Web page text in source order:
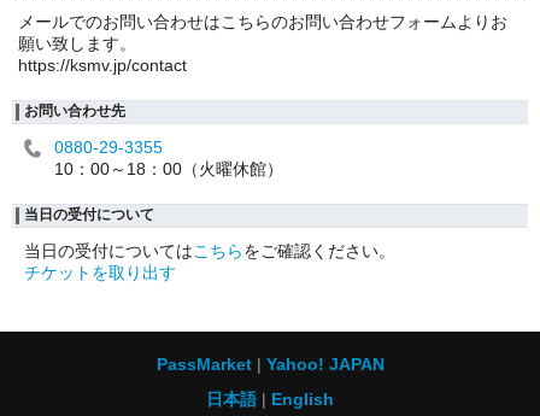
メールでのお問い合わせはこちらのお問い合わせフォームよりお
願い致します。
https://ksmv.jp/contact
お問い合わせ先
0880-29-3355
10：00～18：00（火曜休館）
当日の受付について
当日の受付についてはこちらをご確認ください。
チケットを取り出す
PassMarket
Yahoo! JAPAN
日本語
English